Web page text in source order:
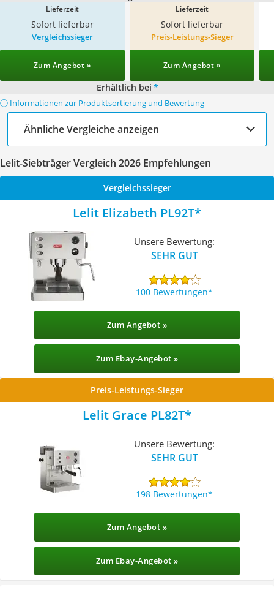
Lieferzeit
Sofort lieferbar
Lieferzeit
Sofort lieferbar
Vergleichssieger
Zum Angebot »
Preis-Leistungs-Sieger
Zum Angebot »
Erhältlich bei *
ⓘ Informationen zur Produktsortierung und Bewertung
Ähnliche Vergleiche anzeigen
Lelit-Siebträger Vergleich 2026 Empfehlungen
Vergleichssieger
Lelit Elizabeth PL92T
Unsere Bewertung:
SEHR GUT
100 Bewertungen
Zum Angebot »
Zum Ebay-Angebot »
Preis-Leistungs-Sieger
Lelit Grace PL82T
Unsere Bewertung:
SEHR GUT
198 Bewertungen
Zum Angebot »
Zum Ebay-Angebot »